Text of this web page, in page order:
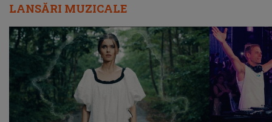
LANSĂRI MUZICALE